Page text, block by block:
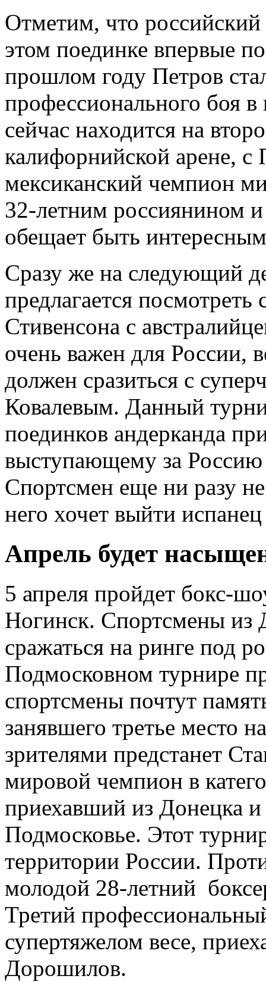
Отметим, что российский
этом поединке впервые
прошлом году Петров
профессионального боя в
сейчас находится на
калифорнийской арене,
мексиканский чемпион
32-летним россиянином
обещает быть
Сразу же на следующий
предлагается
Стивенсона с
очень важен для России,
должен сразиться с
Ковалевым. Данный
поединков андерканда
выступающему за Россию
Спортсмен еще ни разу
него хочет выйти
Апрель будет
5 апреля пройдет бокс-
Ногинск. Спортсмены из
сражаться на ринге под
Подмосковном турнире
спортсмены почтут
занявшего третье место
зрителями предстанет
мировой чемпион в
приехавший из Донецка
Подмосковье. Этот
территории России.
молодой 28-летний
Третий
супертяжелом весе,
Дорошилов.